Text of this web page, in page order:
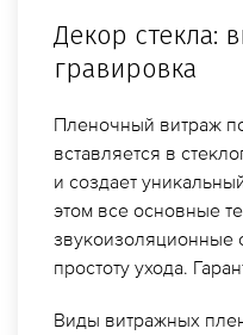
Декор стекла:
гравировка
Пленочный витраж
вставляется в
и создает
этом все основные
звукоизоляционные
простоту ухода.
Виды витражных